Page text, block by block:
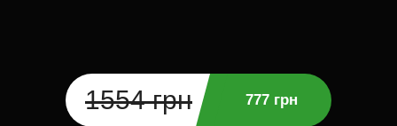
1554 грн 777 грн